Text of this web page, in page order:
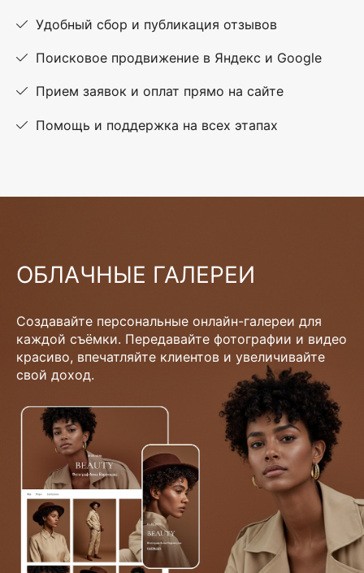
Удобный сбор и публикация отзывов
Поисковое продвижение в Яндекс и Google
Прием заявок и оплат прямо на сайте
Помощь и поддержка на всех этапах
ОБЛАЧНЫЕ ГАЛЕРЕИ
Создавайте персональные онлайн-галереи для
каждой съёмки. Передавайте фотографии и видео
красиво, впечатляйте клиентов и увеличивайте
свой доход.